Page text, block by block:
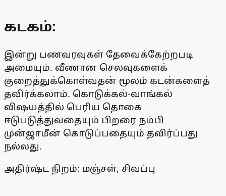
கடகம்:
இன்று பணவரவுகள் தேவைக்கேற்றபடி
அமையும். வீணான செலவுகளைக்
குறைத்துக்கொள்வதன் மூலம் கடன்களைத்
தவிர்க்கலாம். கொடுக்கல்-வாங்கல்
விஷயத்தில் பெரிய தொகை
ஈடுபடுத்துவதையும் பிறரை நம்பி
முன்ஜாமீன் கொடுப்பதையும் தவிர்ப்பது
நல்லது.
அதிர்ஷ்ட நிறம்: மஞ்சள், சிவப்பு